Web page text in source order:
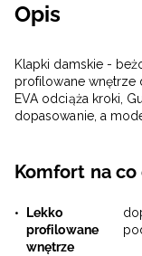
Opis
Klapki damskie -
profilowane wnętrze
EVA odciąża kroki,
dopasowanie, a
Komfort na co
Lekko
profilowane
wnętrze